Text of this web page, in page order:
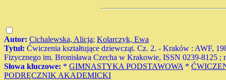
Autor: Cichalewska, Alicja; Kolarczyk, Ewa
Tytuł: Ćwiczenia kształtujące dziewcząt. Cz. 2. - Kraków : AWF,
Fizycznego im. Bronisława Czecha w Krakowie, ISSN 0239-8125 ;
Słowa kluczowe: * GIMNASTYKA PODSTAWOWA *
PODRĘCZNIK AKADEMICKI